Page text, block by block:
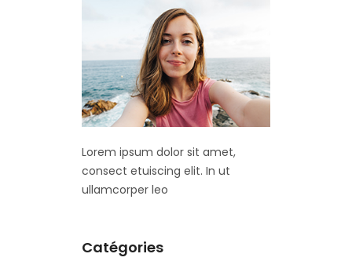
Lorem ipsum dolor sit amet,
consect etuiscing elit. In ut
ullamcorper leo
Catégories